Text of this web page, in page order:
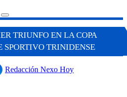
TRIUNFO EN LA COPA
TRINIDENSE
Redacción Nexo Hoy